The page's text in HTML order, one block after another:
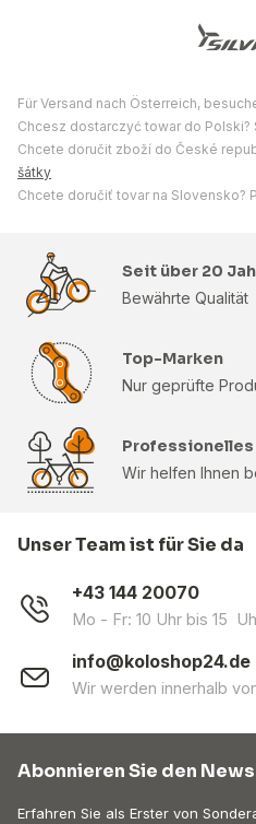
Für Versand nach Österreich,
Chcesz dostarczyć towar do Polski?
Chcete doručit zboží do České
šátky
Chcete doručiť tovar na Slovensko?
Seit über 20
Bewährte Qualität
Top-Marken
Nur geprüfte
Professionelles
Wir helfen Ihnen
Unser Team ist für Sie da
+43 144 20070
Mo - Fr: 10 Uhr bis 15
info@koloshop24.de
Wir werden innerhalb
Abonnieren Sie den
Erfahren Sie als Erster von